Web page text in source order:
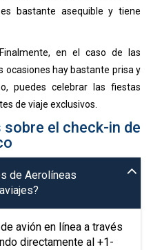
bastante asequible y tiene
Finalmente, en el caso de las
ocasiones hay bastante prisa y
puedes celebrar las fiestas
de viaje exclusivos.
el check-in de
de Aerolíneas
avión en línea a través
directamente al +1-